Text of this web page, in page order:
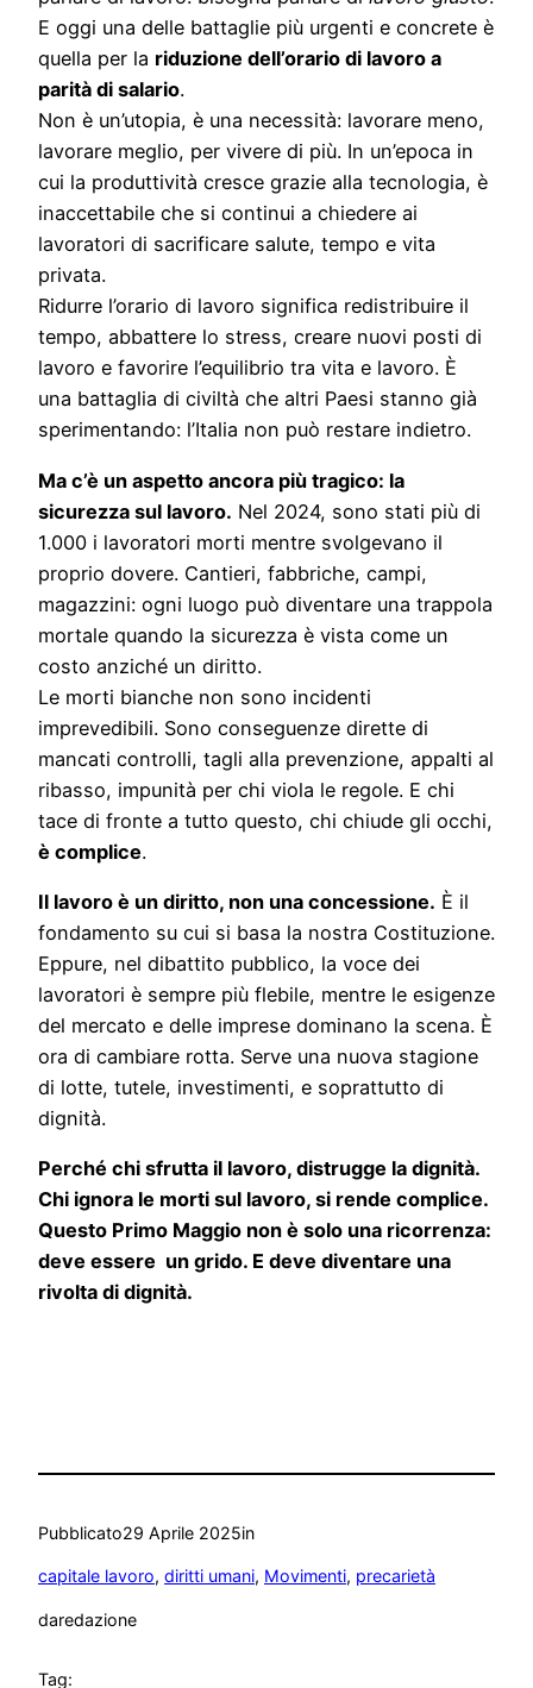
E oggi una delle battaglie più urgenti e concrete è
quella per la riduzione dell’orario di lavoro a
parità di salario.
Non è un’utopia, è una necessità: lavorare meno,
lavorare meglio, per vivere di più. In un’epoca in
cui la produttività cresce grazie alla tecnologia, è
inaccettabile che si continui a chiedere ai
lavoratori di sacrificare salute, tempo e vita
privata.
Ridurre l’orario di lavoro significa redistribuire il
tempo, abbattere lo stress, creare nuovi posti di
lavoro e favorire l’equilibrio tra vita e lavoro. È
una battaglia di civiltà che altri Paesi stanno già
sperimentando: l’Italia non può restare indietro.
Ma c’è un aspetto ancora più tragico: la
sicurezza sul lavoro. Nel 2024, sono stati più di
1.000 i lavoratori morti mentre svolgevano il
proprio dovere. Cantieri, fabbriche, campi,
magazzini: ogni luogo può diventare una trappola
mortale quando la sicurezza è vista come un
costo anziché un diritto.
Le morti bianche non sono incidenti
imprevedibili. Sono conseguenze dirette di
mancati controlli, tagli alla prevenzione, appalti al
ribasso, impunità per chi viola le regole. E chi
tace di fronte a tutto questo, chi chiude gli occhi,
è complice.
Il lavoro è un diritto, non una concessione. È il
fondamento su cui si basa la nostra Costituzione.
Eppure, nel dibattito pubblico, la voce dei
lavoratori è sempre più flebile, mentre le esigenze
del mercato e delle imprese dominano la scena. È
ora di cambiare rotta. Serve una nuova stagione
di lotte, tutele, investimenti, e soprattutto di
dignità.
Perché chi sfrutta il lavoro, distrugge la dignità.
Chi ignora le morti sul lavoro, si rende complice.
Questo Primo Maggio non è solo una ricorrenza:
deve essere un grido. E deve diventare una
rivolta di dignità.
Pubblicato29 Aprile 2025in
capitale lavoro, diritti umani, Movimenti, precarietà
daredazione
Tag: